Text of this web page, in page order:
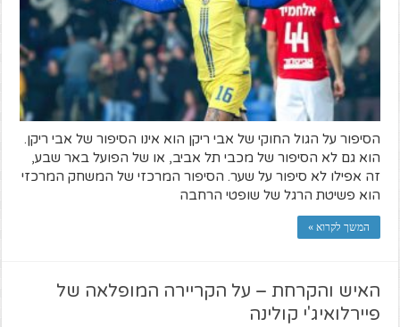
הסיפור על הגול החוקי של אבי ריקן הוא אינו הסיפור של אבי ריקן.
הוא גם לא הסיפור של מכבי תל אביב, או של הפועל באר שבע,
זה אפילו לא סיפור על שער. הסיפור המרכזי של המשחק המרכזי
הוא פשיטת הרגל של שופטי הרחבה
המשך לקרוא »
האיש והקרחת – על הקריירה המופלאה של
פיירלואיג'י קולינה